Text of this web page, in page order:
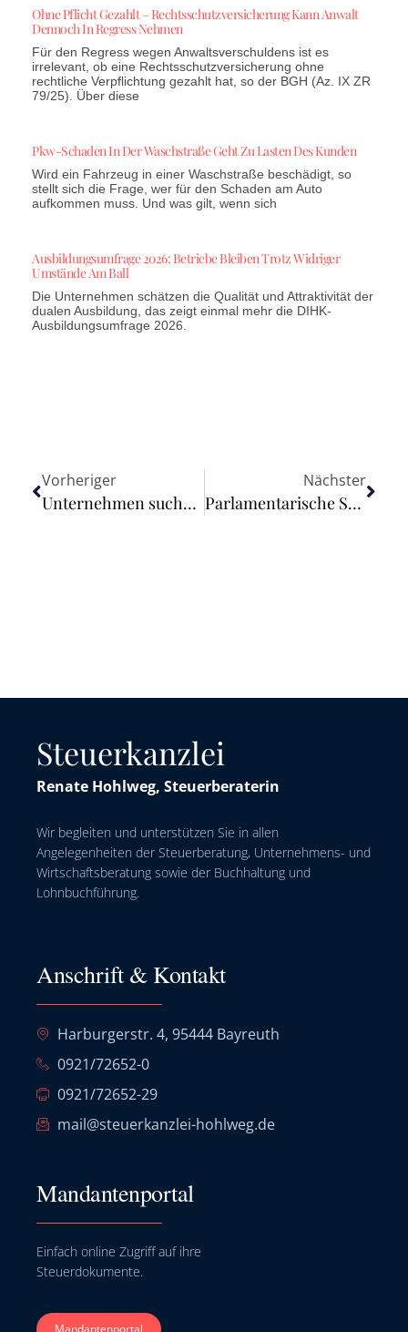
Ohne Pflicht Gezahlt – Rechtsschutzversicherung Kann Anwalt
Dennoch In Regress Nehmen
Für den Regress wegen Anwaltsverschuldens ist es
irrelevant, ob eine Rechtsschutzversicherung ohne
rechtliche Verpflichtung gezahlt hat, so der BGH (Az. IX ZR
79/25). Über diese
Pkw-Schaden In Der Waschstraße Geht Zu Lasten Des Kunden
Wird ein Fahrzeug in einer Waschstraße beschädigt, so
stellt sich die Frage, wer für den Schaden am Auto
aufkommen muss. Und was gilt, wenn sich
Ausbildungsumfrage 2026: Betriebe Bleiben Trotz Widriger
Umstände Am Ball
Die Unternehmen schätzen die Qualität und Attraktivität der
dualen Ausbildung, das zeigt einmal mehr die DIHK-
Ausbildungsumfrage 2026.
Vorheriger
Unternehmen suchen durchschnittlich vier Monate nach Fachkräften
Nächster
Parlamentarische Staatssekretärin Brantner begrüßt „Critical Raw Materials Act“ der EU-Kommission
Steuerkanzlei
Renate Hohlweg, Steuerberaterin
Wir begleiten und unterstützen Sie in allen
Angelegenheiten der Steuerberatung, Unternehmens- und
Wirtschaftsberatung sowie der Buchhaltung und
Lohnbuchführung.
Anschrift & Kontakt
Harburgerstr. 4, 95444 Bayreuth
0921/72652-0
0921/72652-29
mail@steuerkanzlei-hohlweg.de
Mandantenportal
Einfach online Zugriff auf ihre
Steuerdokumente.